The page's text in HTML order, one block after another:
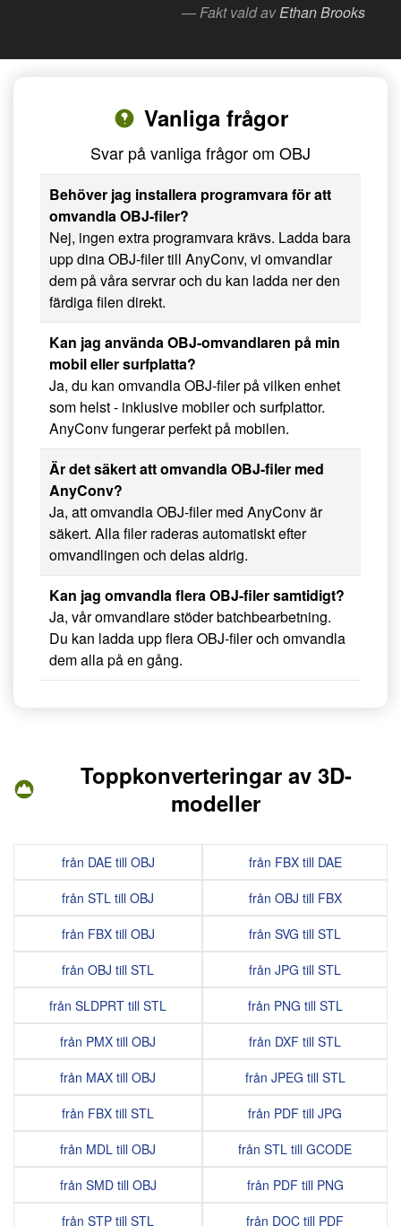
— Fakt vald avEthan Brooks
Vanliga frågor
Svar på vanliga frågor om OBJ
Behöver jag installera programvara för att
omvandla OBJ-filer?
Nej, ingen extra programvara krävs. Ladda bara
upp dina OBJ-filer till AnyConv, vi omvandlar
dem på våra servrar och du kan ladda ner den
färdiga filen direkt.
Kan jag använda OBJ-omvandlaren på min
mobil eller surfplatta?
Ja, du kan omvandla OBJ-filer på vilken enhet
som helst - inklusive mobiler och surfplattor.
AnyConv fungerar perfekt på mobilen.
Är det säkert att omvandla OBJ-filer med
AnyConv?
Ja, att omvandla OBJ-filer med AnyConv är
säkert. Alla filer raderas automatiskt efter
omvandlingen och delas aldrig.
Kan jag omvandla flera OBJ-filer samtidigt?
Ja, vår omvandlare stöder batchbearbetning.
Du kan ladda upp flera OBJ-filer och omvandla
dem alla på en gång.
Toppkonverteringar av 3D-
modeller
från DAE till OBJ
från STL till OBJ
från FBX till OBJ
från OBJ till STL
från SLDPRT till STL
från PMX till OBJ
från MAX till OBJ
från FBX till STL
från MDL till OBJ
från SMD till OBJ
från STP till STL
från FBX till DAE
från OBJ till FBX
från SVG till STL
från JPG till STL
från PNG till STL
från DXF till STL
från JPEG till STL
från PDF till JPG
från STL till GCODE
från PDF till PNG
från DOC till PDF